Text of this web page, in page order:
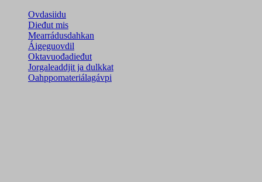
Ovdasiidu
Dieđut mis
Mearrádusdahkan
Áigeguovdil
Oktavuođadieđut
Jorgaleaddjit ja dulkkat
Oahppomateriálagávpi